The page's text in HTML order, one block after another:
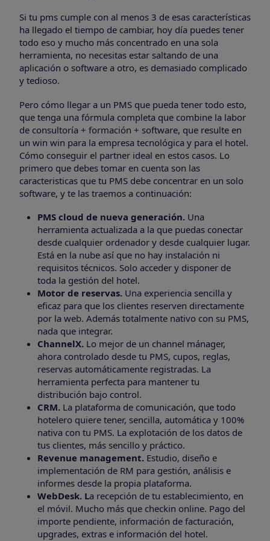
Si tu pms cumple con al menos 3 de esas características
ha llegado el tiempo de cambiar, hoy día puedes tener
todo eso y mucho más concentrado en una sola
herramienta, no necesitas estar saltando de una
aplicación o software a otro, es demasiado complicado
y tedioso.
Pero cómo llegar a un PMS que pueda tener todo esto,
que tenga una fórmula completa que combine la labor
de consultoría + formación + software, que resulte en
un win win para la empresa tecnológica y para el hotel.
Cómo conseguir el partner ideal en estos casos. Lo
primero que debes tomar en cuenta son las
caracteristicas que tu PMS debe concentrar en un solo
software, y te las traemos a continuación:
PMS cloud de nueva generación. Una
herramienta actualizada a la que puedas conectar
desde cualquier ordenador y desde cualquier lugar.
Está en la nube así que no hay instalación ni
requisitos técnicos. Solo acceder y disponer de
toda la gestión del hotel.
Motor de reservas. Una experiencia sencilla y
eficaz para que los clientes reserven directamente
por la web. Además totalmente nativo con su PMS,
nada que integrar.
ChannelX. Lo mejor de un channel mánager,
ahora controlado desde tu PMS, cupos, reglas,
reservas automáticamente registradas. La
herramienta perfecta para mantener tu
distribución bajo control.
CRM. La plataforma de comunicación, que todo
hotelero quiere tener, sencilla, automática y 100%
nativa con tu PMS. La explotación de los datos de
tus clientes, más sencillo y práctico.
Revenue management. Estudio, diseño e
implementación de RM para gestión, análisis e
informes desde la propia plataforma.
WebDesk. La recepción de tu establecimiento, en
el móvil. Mucho más que checkin online. Pago del
importe pendiente, información de facturación,
upgrades, extras e información del hotel.